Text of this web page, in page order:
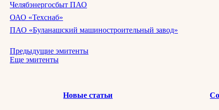
Челябэнергосбыт ПАО
ОАО «Техснаб»
ПАО «Буланашский машиностроительный завод»
Предыдущие эмитенты
Еще эмитенты
Новые статьи